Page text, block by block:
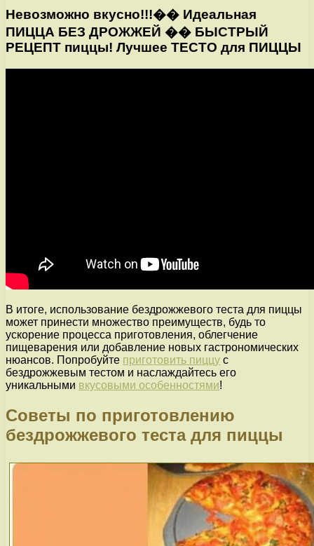
Невозможно вкусно!!!�� Идеальная
ПИЦЦА БЕЗ ДРОЖЖЕЙ �� БЫСТРЫЙ
РЕЦЕПТ пиццы! Лучшее ТЕСТО для ПИЦЦЫ
В итоге, использование бездрожжевого теста для пиццы
может принести множество преимуществ, будь то
ускорение процесса приготовления, облегчение
пищеварения или добавление новых гастрономических
нюансов. Попробуйте приготовить пиццу с
бездрожжевым тестом и наслаждайтесь его
уникальными вкусовыми особенностями!
Советы по приготовлению
бездрожжевого теста для пиццы